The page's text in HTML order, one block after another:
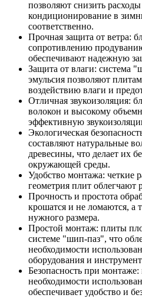
позволяют снизить
кондиционирование в
соответственно.
Прочная защита от ветра:
сопротивлению
обеспечивают надежную
Защита от влаги: система
эмульсия позволяют
воздействию влаги и
Отличная звукоизоляция:
волокон и высокому
эффективную
Экологическая
составляют натуральные
древесины, что делает их
окружающей среды.
Удобство монтажа: четкие
геометрия плит облегчают
Прочность и простота
крошатся и не ломаются, а
нужного размера.
Простой монтаж: плиты
системе "шип-паз", что
необходимости
оборудования и
Безопасность при
необходимости
обеспечивает удобство и